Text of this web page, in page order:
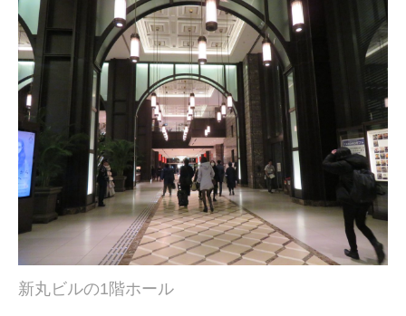
新丸ビルの1階ホール